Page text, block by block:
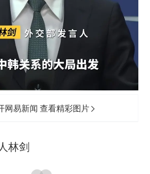
网易新闻 查看精彩图片
林剑